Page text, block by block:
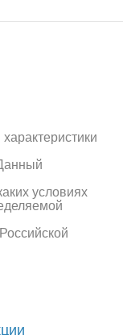
условиях